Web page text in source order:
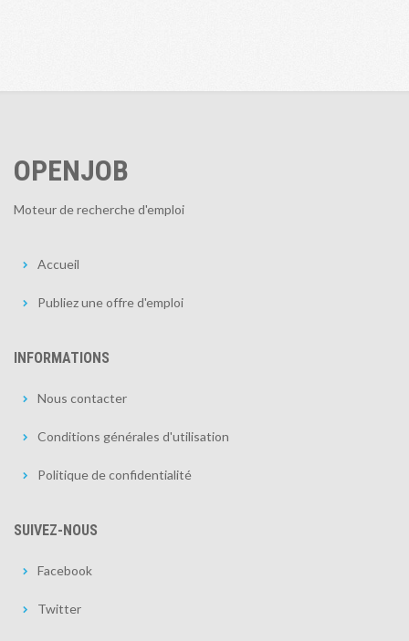
OPENJOB
Moteur de recherche d'emploi
Accueil
Publiez une offre d'emploi
INFORMATIONS
Nous contacter
Conditions générales d'utilisation
Politique de confidentialité
SUIVEZ-NOUS
Facebook
Twitter